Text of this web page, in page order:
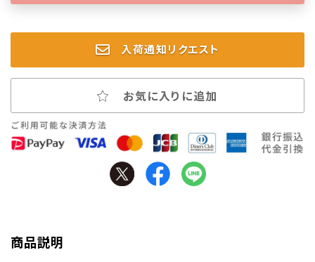
入荷通知リクエスト
お気に入りに追加
商品説明